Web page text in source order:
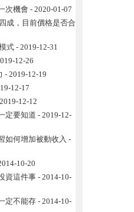
次機會 - 2020-01-07
成，目前價格是否合
式- 2019-12-31
12-26
- 2019-12-19
12-17
12-12
定要知道 - 2019-12-
如何增加被動收入 -
10-20
資這件事- 2014-10-
定不能存 - 2014-10-